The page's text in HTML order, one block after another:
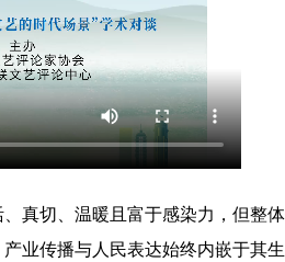
真切、温暖且富于感染力，但整
业传播与人民表达始终内嵌于其